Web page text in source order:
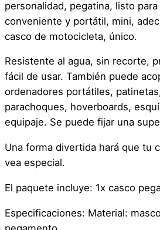
o
t
o
V
e
n
o
m
–
n
i
personalidad, pegatina, listo para
conveniente y portátil, mini,
casco de motocicleta, único.
Resistente al agua, sin recorte,
fácil de usar. También puede
ordenadores portátiles,
parachoques, hoverboards,
equipaje. Se puede fijar una
Una forma divertida hará que tu
vea especial.
El paquete incluye: 1x casco
Especificaciones: Material: